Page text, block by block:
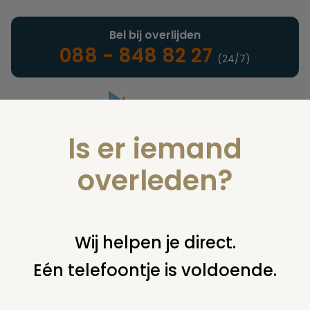
Landelijke uitvaartonderneming
Bel bij overlijden
088 - 848 82 27 (24/7)
U bent hier: home nieuws & agenda nieuws
informatiemarkt over uitbreiding begraafplaats sliedrecht
Is er iemand
overleden?
Wij helpen je direct.
Eén telefoontje is voldoende.